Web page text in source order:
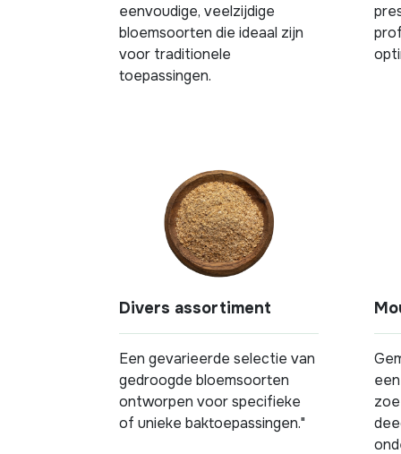
eenvoudige, veelzijdige
bloemsoorten die ideaal zijn
voor traditionele
toepassingen.
Divers assortiment
Een gevarieerde selectie van
gedroogde bloemsoorten
ontworpen voor specifieke
of unieke baktoepassingen."